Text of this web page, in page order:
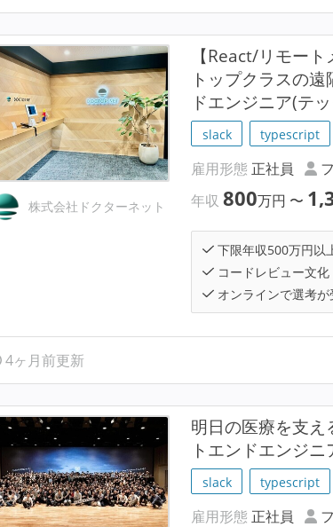
株式会社ドクターネット
【React/リモー
トップクラスの
ドエンジニア(テ
slack typescript
雇用形態 正社員
年収800万円 〜
下限年収500万円以
コードレビュー文化
オンラインで選考が
4ヶ月前更新
明⽇の医療を支
トエンドエンジ
slack typescript
雇用形態 正社員